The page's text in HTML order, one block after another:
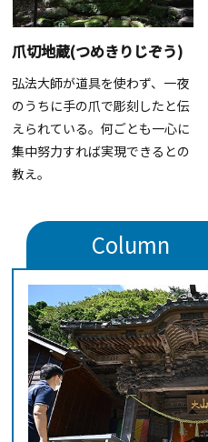
爪切地蔵(つめきりじぞう)
弘法大師が道具を使わず、一夜
のうちに手の爪で彫刻したと伝
えられている。何ごとも一心に
集中努力すれば実現できるとの
教え。
Column